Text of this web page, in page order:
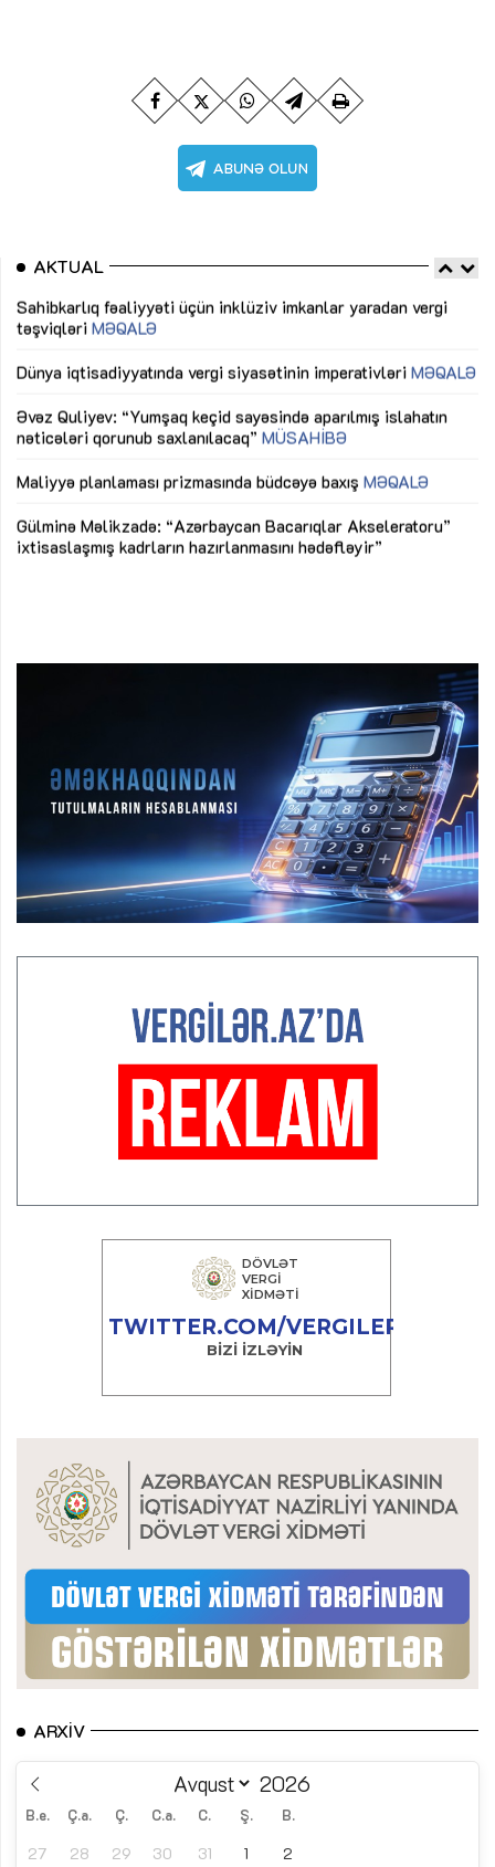
AKTUAL
Sahibkarlıq fəaliyyəti üçün inklüziv imkanlar yaradan vergi
təşviqləri MƏQALƏ
Dünya iqtisadiyyatında vergi siyasətinin imperativləri MƏQALƏ
Əvəz Quliyev: “Yumşaq keçid sayəsində aparılmış islahatın
nəticələri qorunub saxlanılacaq” MÜSAHİBƏ
Maliyyə planlaması prizmasında büdcəyə baxış MƏQALƏ
Gülminə Məlikzadə: “Azərbaycan Bacarıqlar Akseleratoru”
ixtisaslaşmış kadrların hazırlanmasını hədəfləyir”
ARXIV
B.e. Ç.a. Ç. C.a. C. Ş. B.
27 28 29 30 31 1 2